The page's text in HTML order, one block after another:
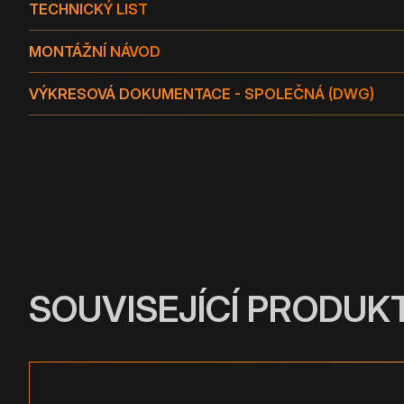
TECHNICKÝ LIST
MONTÁŽNÍ NÁVOD
VÝKRESOVÁ DOKUMENTACE - SPOLEČNÁ (DWG)
SOUVISEJÍCÍ